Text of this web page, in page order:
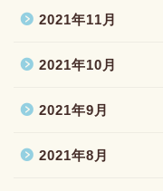
2021年11月
2021年10月
2021年9月
2021年8月